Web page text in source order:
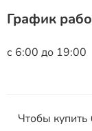
График
с 6:00 до 19:00
Чтобы купить